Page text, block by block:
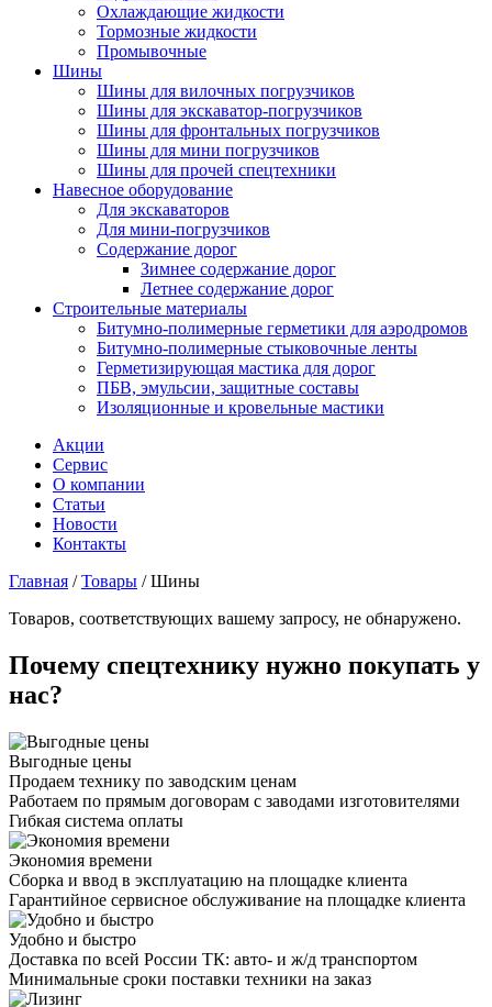
Охлаждающие жидкости
Тормозные жидкости
Промывочные
Шины
Шины для вилочных погрузчиков
Шины для экскаватор-погрузчиков
Шины для фронтальных погрузчиков
Шины для мини погрузчиков
Шины для прочей спецтехники
Навесное оборудование
Для экскаваторов
Для мини-погрузчиков
Содержание дорог
Зимнее содержание дорог
Летнее содержание дорог
Строительные материалы
Битумно-полимерные герметики для аэродромов
Битумно-полимерные стыковочные ленты
Герметизирующая мастика для дорог
ПБВ, эмульсии, защитные составы
Изоляционные и кровельные мастики
Акции
Сервис
О компании
Статьи
Новости
Контакты
Главная /Товары /Шины
Товаров, соответствующих вашему запросу, не обнаружено.
Почему спецтехнику нужно покупать у
нас?
Выгодные цены
Продаем технику по заводским ценам
Работаем по прямым договорам с заводами изготовителями
Гибкая система оплаты
Экономия времени
Сборка и ввод в эксплуатацию на площадке клиента
Гарантийное сервисное обслуживание на площадке клиента
Удобно и быстро
Доставка по всей России ТК: авто- и ж/д транспортом
Минимальные сроки поставки техники на заказ